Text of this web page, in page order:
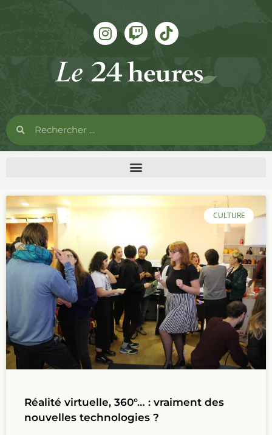
CULTURE
Réalité virtuelle, 360°… : vraiment des
nouvelles technologies ?